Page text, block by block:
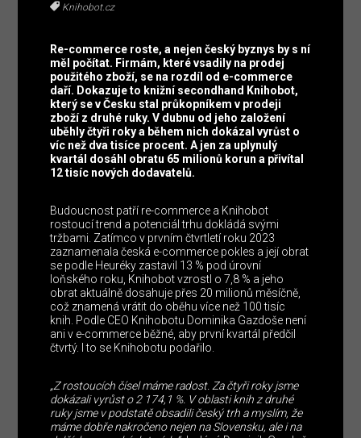
Knihobot.cz
Re-commerce roste, a nejen český byznys by s ní
měl počítat. Firmám, které vsadily na prodej
použitého zboží, se na rozdíl od e-commerce
daří. Dokazuje to knižní secondhand Knihobot,
který se v Česku stal průkopníkem v prodeji
zboží z druhé ruky. V dubnu od jeho založení
uběhly čtyři roky a během nich dokázal vyrůst o
víc než dva tisíce procent. A jen za uplynulý
kvartál dosáhl obratu 65 milionů korun a přivítal
12 tisíc nových dodavatelů.
Budoucnost patří re-commerce a Knihobot
rostoucí trend a potenciál trhu dokládá svými
tržbami. Zatímco v prvním čtvrtletí roku 2023
zaznamenala česká e-commerce pokles a její obrat
se podle Heuréky zastavil 13 % pod úrovní
loňského roku, Knihobot vzrostl o 7,8 % a jeho
obrat aktuálně dosahuje přes 20 milionů měsíčně,
což znamená vrátit do oběhu více než 100 tisíc
knih. Podle CEO Knihobotu Dominika Gazdoše není
ani v e-commerce běžné, aby první kvartál předčil
čtvrtý. I to se Knihobotu podařilo.
„Z rostoucích čísel máme radost. Za čtyři roky jsme
dokázali vyrůst o 2 174,1 %. V oblasti knih z druhé
ruky jsme v podstatě obsadili český trh a myslím, že
máme dobře nakročeno nejen na Slovensku, ale i na